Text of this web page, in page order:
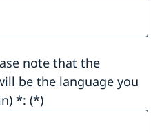
note that the
be the language you
*: